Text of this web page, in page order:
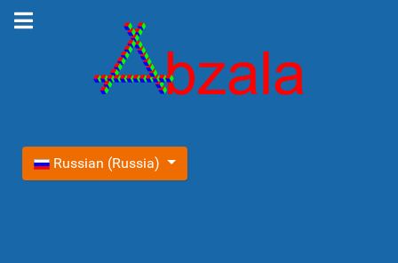
Выберите язык
Russian (Russia)